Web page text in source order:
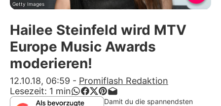
Promiflash Exklusiv
Alle Themen auf Promiflash
App runterladen
Team
Getty Images
Hailee Steinfeld wird MTV
Europe Music Awards
moderieren!
12.10.18, 06:59 - Promiflash Redaktion
Lesezeit: 1 min
Damit du die spannendsten